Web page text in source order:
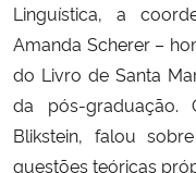
Secretaria de Governo
Gabinete de Segurança
Advocacia-Geral da União
Linguística, a
Amanda Scherer –
do Livro de Santa
da pós-graduação.
Blikstein, falou
questões teóricas